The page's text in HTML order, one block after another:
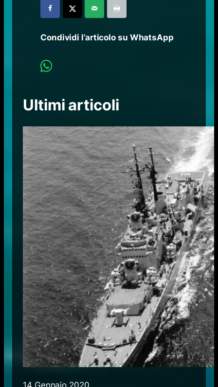
Condividi l’articolo su WhatsApp
Ultimi articoli
14 Gennaio 2020